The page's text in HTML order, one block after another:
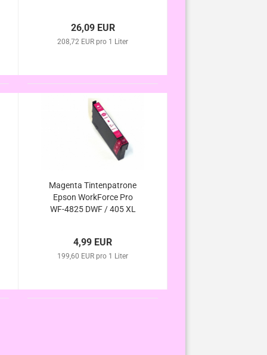
26,09 EUR
208,72 EUR pro 1 Liter
Magenta Tintenpatrone
Epson WorkForce Pro
WF-4825 DWF / 405 XL
4,99 EUR
199,60 EUR pro 1 Liter